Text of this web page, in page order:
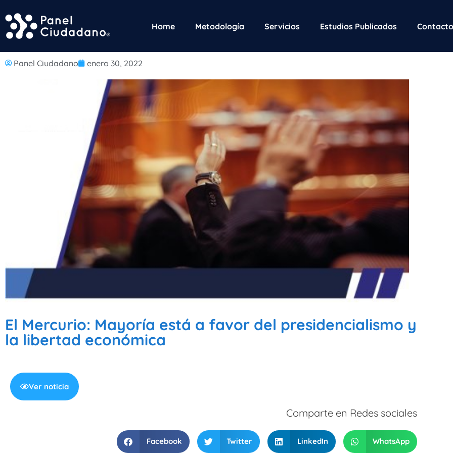
Home Metodología Servicios Estudios Publicados Contacto
Panel Ciudadano enero 30, 2022
El Mercurio: Mayoría está a favor del presidencialismo y
la libertad económica
Ver noticia
Comparte en Redes sociales
Facebook Twitter LinkedIn WhatsApp